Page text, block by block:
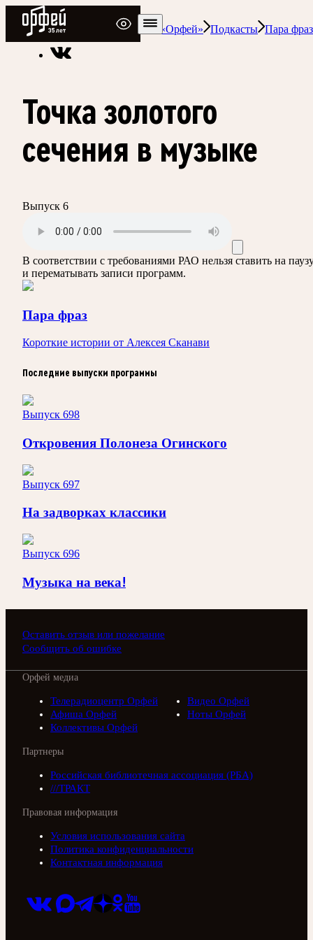
Радио Орфей
Радио классической музыки «Орфей»
Подкасты Пара фраз
Точка золотого
сечения в музыке
Выпуск 6
В соответствии с требованиями РАО нельзя ставить на
и перематывать записи программ.
Пара фраз
Короткие истории от Алексея Сканави
Последние выпуски программы
Выпуск 698
Откровения Полонеза Огинского
Выпуск 697
На задворках классики
Выпуск 696
Музыка на века!
Оставить отзыв или пожелание
Сообщить об ошибке
Орфей медиа
Телерадиоцентр Орфей
Видео Орфей
Афиша Орфей
Ноты Орфей
Коллективы Орфей
Партнеры
Российская библиотечная ассоциация (РБА)
///ТРАКТ
Правовая информация
Условия использования сайта
Политика конфиденциальности
Контактная информация